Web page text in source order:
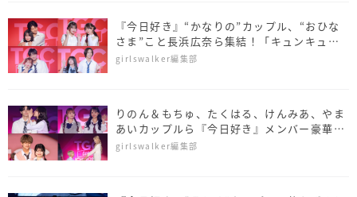
『今日好き』“かなりの”カップル、“おひな
さま”こと長浜広奈ら集結！「キュンキュン
保証します♡」＜TGC teen 2025 Summer
girlswalker編集部
りのん＆もちゅ、たくはる、けんみあ、やま
あいカップルら『今日好き』メンバー豪華集
結！＜TGC teen ICHINOSEKI 2025＞
girlswalker編集部